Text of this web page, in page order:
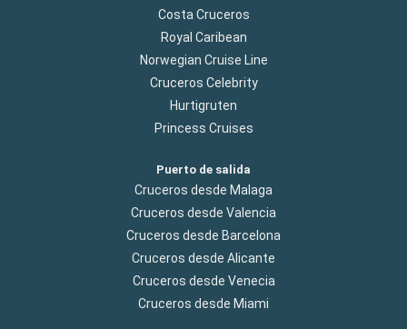
Costa Cruceros
Royal Caribean
Norwegian Cruise Line
Cruceros Celebrity
Hurtigruten
Princess Cruises
Puerto de salida
Cruceros desde Malaga
Cruceros desde Valencia
Cruceros desde Barcelona
Cruceros desde Alicante
Cruceros desde Venecia
Cruceros desde Miami